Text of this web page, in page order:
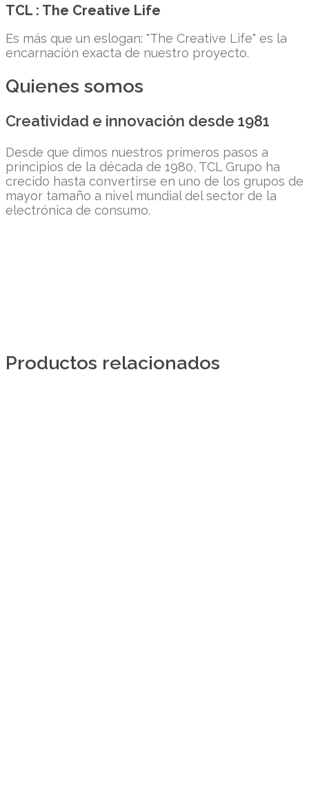
TCL : The Creative Life
Es más que un eslogan: "The Creative Life" es la
encarnación exacta de nuestro proyecto.
Quienes somos
Creatividad e innovación desde 1981
Desde que dimos nuestros primeros pasos a
principios de la década de 1980, TCL Grupo ha
crecido hasta convertirse en uno de los grupos de
mayor tamaño a nivel mundial del sector de la
electrónica de consumo.
Productos relacionados